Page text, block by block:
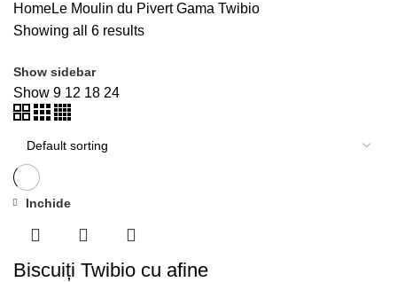
HomeLe Moulin du PivertGama Twibio
Showing all 6 results
Show sidebar
Show 9 12 18 24
Inchide
Biscuiți Twibio cu afine